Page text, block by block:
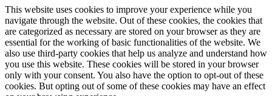
This website uses cookies to improve your experience while you
navigate through the website. Out of these cookies, the cookies that
are categorized as necessary are stored on your browser as they are
essential for the working of basic functionalities of the website. We
also use third-party cookies that help us analyze and understand how
you use this website. These cookies will be stored in your browser
only with your consent. You also have the option to opt-out of these
cookies. But opting out of some of these cookies may have an effect